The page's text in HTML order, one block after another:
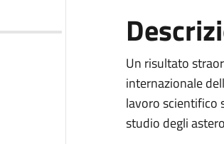
Un risultato
internazionale
lavoro scientifico
studio degli